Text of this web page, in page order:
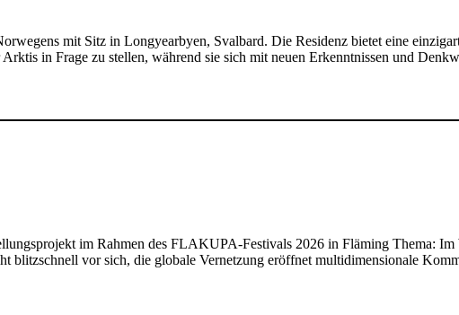
mit Sitz in Longyearbyen, Svalbard. Die Residenz bietet eine
in Frage zu stellen, während sie sich mit neuen Erkenntnissen und
im Rahmen des FLAKUPA-Festivals 2026 in Fläming Thema:
blitzschnell vor sich, die globale Vernetzung eröffnet multidimensionale